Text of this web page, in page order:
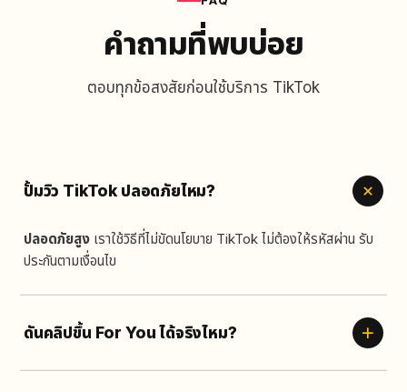
คำถามที่พบบ่อย
ตอบทุกข้อสงสัยก่อนใช้บริการ TikTok
ปั้มวิว TikTok ปลอดภัยไหม?
ปลอดภัยสูง เราใช้วิธีที่ไม่ขัดนโยบาย TikTok ไม่ต้องให้รหัสผ่าน รับ
ประกันตามเงื่อนไข
ดันคลิปขึ้น For You ได้จริงไหม?